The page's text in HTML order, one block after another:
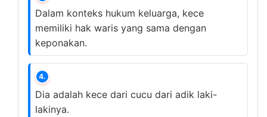
Dalam konteks hukum keluarga, kece
memiliki hak waris yang sama dengan
keponakan.
4.
Dia adalah kece dari cucu dari adik laki-
lakinya.